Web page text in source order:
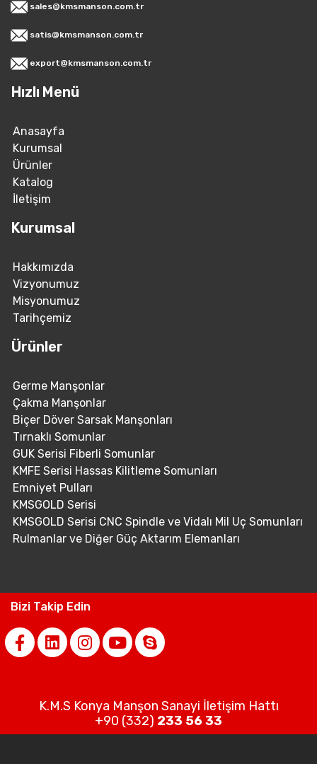
sales@kmsmanson.com.tr
satis@kmsmanson.com.tr
export@kmsmanson.com.tr
Hızlı Menü
Anasayfa
Kurumsal
Ürünler
Katalog
İletişim
Kurumsal
Hakkımızda
Vizyonumuz
Misyonumuz
Tarihçemiz
Ürünler
Germe Manşonlar
Çakma Manşonlar
Biçer Döver Sarsak Manşonları
Tırnaklı Somunlar
GUK Serisi Fiberli Somunlar
KMFE Serisi Hassas Kilitleme Somunları
Emniyet Pulları
KMSGOLD Serisi
KMSGOLD Serisi CNC Spindle ve Vidalı Mil Uç Somunları
Rulmanlar ve Diğer Güç Aktarım Elemanları
Bizi Takip Edin
K.M.S Konya Manşon Sanayi İletişim Hattı
+90 (332) 233 56 33